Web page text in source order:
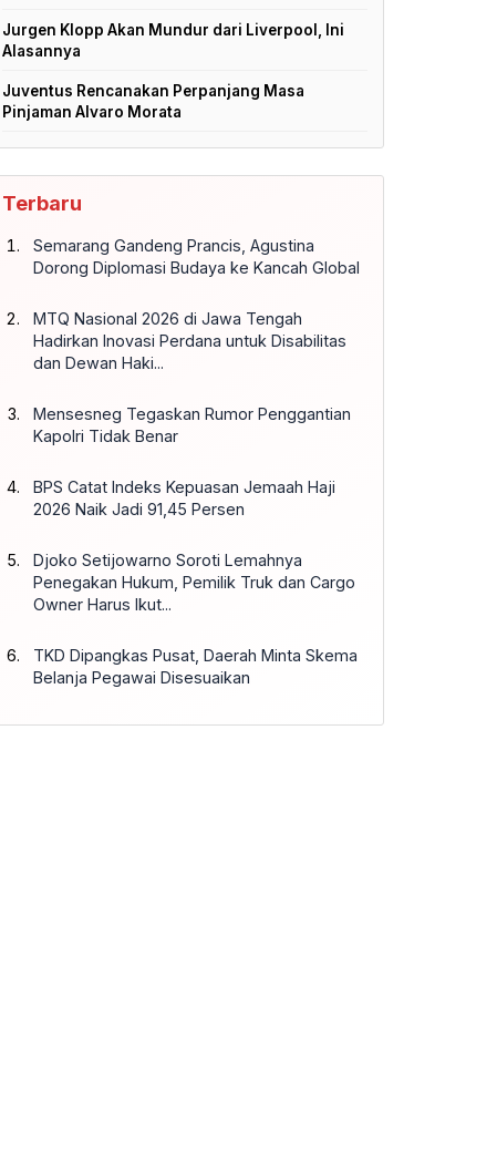
Jurgen Klopp Akan Mundur dari Liverpool, Ini
Alasannya
Juventus Rencanakan Perpanjang Masa
Pinjaman Alvaro Morata
Terbaru
Semarang Gandeng Prancis, Agustina
Dorong Diplomasi Budaya ke Kancah Global
MTQ Nasional 2026 di Jawa Tengah
Hadirkan Inovasi Perdana untuk Disabilitas
dan Dewan Haki...
Mensesneg Tegaskan Rumor Penggantian
Kapolri Tidak Benar
BPS Catat Indeks Kepuasan Jemaah Haji
2026 Naik Jadi 91,45 Persen
Djoko Setijowarno Soroti Lemahnya
Penegakan Hukum, Pemilik Truk dan Cargo
Owner Harus Ikut...
TKD Dipangkas Pusat, Daerah Minta Skema
Belanja Pegawai Disesuaikan